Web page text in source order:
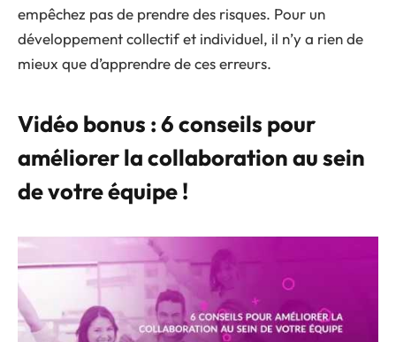
empêchez pas de prendre des risques. Pour un
développement collectif et individuel, il n’y a rien de
mieux que d’apprendre de ces erreurs.
Vidéo bonus : 6 conseils pour
améliorer la collaboration au sein
de votre équipe !